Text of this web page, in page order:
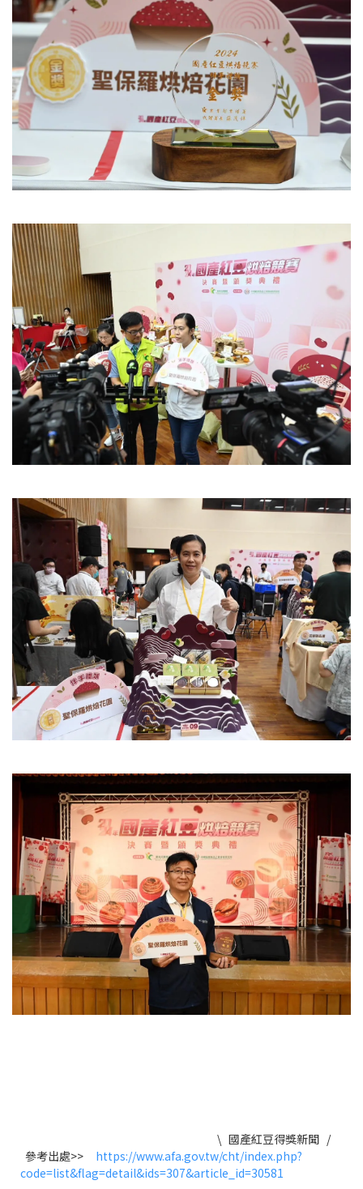
\ 國產紅豆得獎新聞 /
參考出處>>
https://www.afa.gov.tw/cht/index.php?
code=list&flag=detail&ids=307&article_id=30581